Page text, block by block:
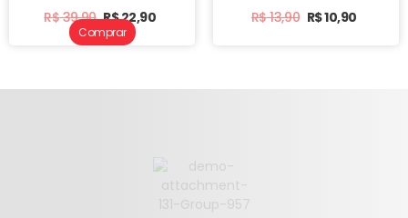
R$39,90 R$22,90
R$13,90 R$10,90
Comprar